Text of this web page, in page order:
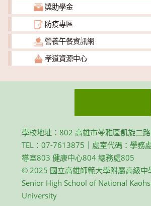
獎助學金
防疫專區
營養午餐資訊網
孝道資源中心
學校地址：802 高雄市苓雅區凱旋二
TEL：07-7613875｜處室代碼：學務
導室803 健康中心804 總務處805
© 2025 國立高雄師範大學附屬高級中
Senior High School of National
University